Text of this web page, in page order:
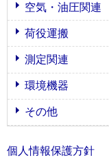
空気・油圧関連
荷役運搬
測定関連
環境機器
その他
個人情報保護方針